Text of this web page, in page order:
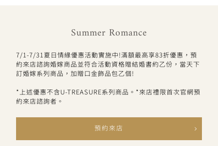
Summer Romance
7/1-7/31夏日情緣優惠活動實施中!滿額最高享83折優惠，預
約來店諮詢婚嫁商品並符合活動資格贈結婚書約乙份，當天下
訂婚嫁系列商品，加贈口金飾品包乙個!
*上述優惠不含U-TREASURE系列商品。*來店禮限首次官網預
約來店諮詢者。
預約來店